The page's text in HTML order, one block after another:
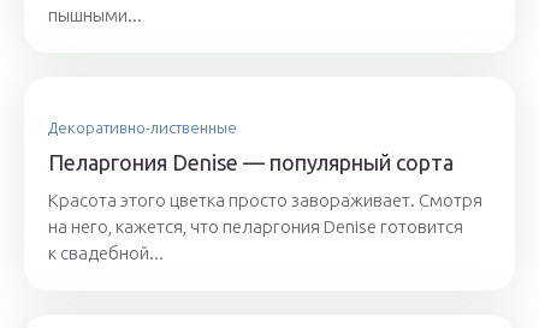
пышными...
Декоративно-лиственные
Пеларгония Denise — популярный сорта
Красота этого цветка просто завораживает. Смотря
на него, кажется, что пеларгония Denise готовится
к свадебной...